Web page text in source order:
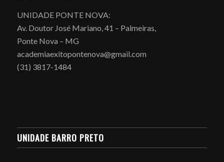
UNIDADE PONTE NOVA:
Av. Doutor José Mariano, 41 – Palmeiras,
Ponte Nova – MG
academiaexitopontenova@gmail.com
(31) 3817-1484
UNIDADE BARRO PRETO